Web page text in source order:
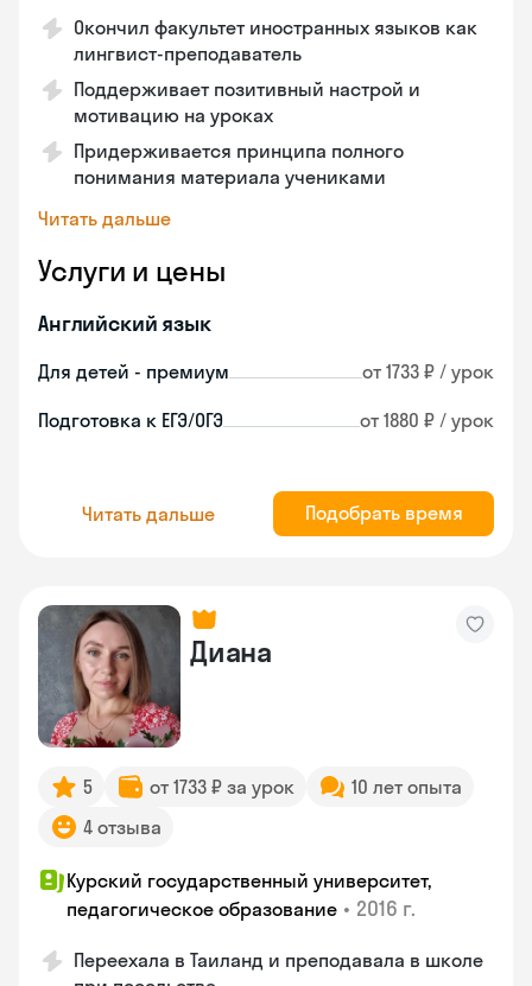
Окончил факультет иностранных языков как
лингвист-преподаватель
Поддерживает позитивный настрой и
мотивацию на уроках
Придерживается принципа полного
понимания материала учениками
Читать дальше
Услуги и цены
Английский язык
Для детей - премиум от 1733 ₽ / урок
Подготовка к ЕГЭ/ОГЭ от 1880 ₽ / урок
Читать дальше Подобрать время
Диана
5 от 1733 ₽ за урок
10 лет опыта
4 отзыва
Курский государственный университет,
педагогическое образование • 2016 г.
Переехала в Таиланд и преподавала в школе